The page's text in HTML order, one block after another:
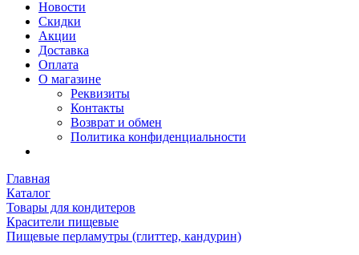
Новости
Скидки
Акции
Доставка
Оплата
О магазине
Реквизиты
Контакты
Возврат и обмен
Политика конфиденциальности
Главная
Каталог
Товары для кондитеров
Красители пищевые
Пищевые перламутры (глиттер, кандурин)